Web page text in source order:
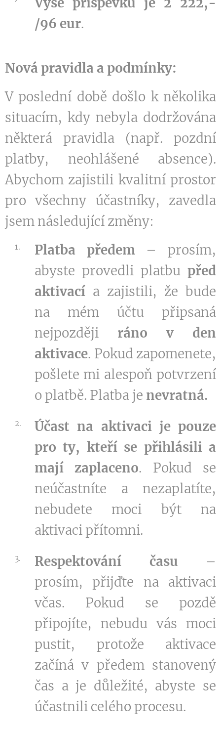
/96 eur.
Nová pravidla a podmínky:
V poslední době došlo k několika
situacím, kdy nebyla dodržována
některá pravidla (např. pozdní
platby, neohlášené absence).
Abychom zajistili kvalitní prostor
pro všechny účastníky, zavedla
jsem následující změny:
Platba předem– prosím,
abyste provedli platbu před
aktivací a zajistili, že bude
na mém účtu připsaná
nejpozději ráno v den
aktivace. Pokud zapomenete,
pošlete mi alespoň potvrzení
o platbě. Platba je nevratná.
Účast na aktivaci je pouze
pro ty, kteří se přihlásili a
mají zaplaceno. Pokud se
neúčastníte a nezaplatíte,
nebudete moci být na
aktivaci přítomni.
Respektování času –
prosím, přijďte na aktivaci
včas. Pokud se pozdě
připojíte, nebudu vás moci
pustit, protože aktivace
začíná v předem stanovený
čas a je důležité, abyste se
účastnili celého procesu.